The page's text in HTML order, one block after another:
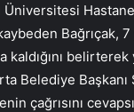
Bağrıçak, 7
kaldığını
Belediye Başkanı
çağrısını